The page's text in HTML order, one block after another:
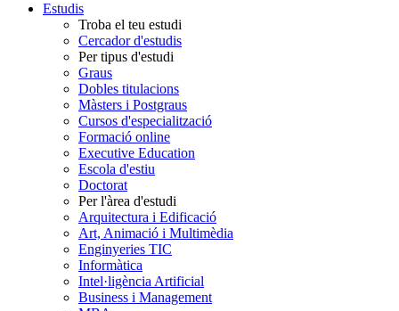
Estudis
Troba el teu estudi
Cercador d'estudis
Per tipus d'estudi
Graus
Dobles titulacions
Màsters i Postgraus
Cursos d'especialització
Formació online
Executive Education
Escola d'estiu
Doctorat
Per l'àrea d'estudi
Arquitectura i Edificació
Art, Animació i Multimèdia
Enginyeries TIC
Informàtica
Intel·ligència Artificial
Business i Management